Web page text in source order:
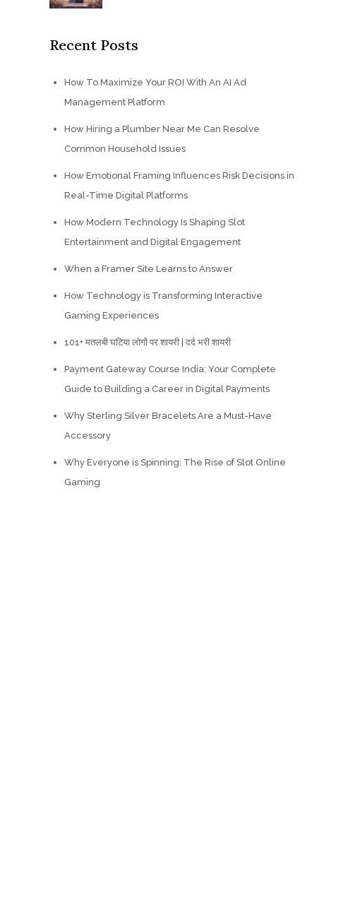
Recent Posts
How To Maximize Your ROI With An AI Ad
Management Platform
How Hiring a Plumber Near Me Can Resolve
Common Household Issues
How Emotional Framing Influences Risk Decisions in
Real-Time Digital Platforms
How Modern Technology Is Shaping Slot
Entertainment and Digital Engagement
When a Framer Site Learns to Answer
How Technology is Transforming Interactive
Gaming Experiences
101+ मतलबी घटिया लोगों पर शायरी | दर्द भरी शायरी
Payment Gateway Course India: Your Complete
Guide to Building a Career in Digital Payments
Why Sterling Silver Bracelets Are a Must-Have
Accessory
Why Everyone is Spinning: The Rise of Slot Online
Gaming